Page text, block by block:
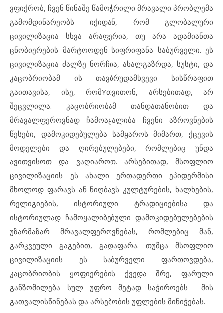
ვფიქრობ, ჩვენ წინაშე წამოჭრილი მრავალი პრობლემა
გამომდინარეობს იქიდან, რომ გლობალური
ცივილიზაცია სხვა არაფერია, თუ არა ადამიანთა
ცნობიერების მარტოოდენ სიფრიფანა საბურველი. ეს
ცივილიზაცია ძალზე ნორჩია, ახალგაზრდა, სუსტი, და
კაცობრიობამ ის თავბრუდამხვევი სისწრაფით
გაითავისა, ისე, რომYთვითონ, არსებითად, არ
შეცვლილა. კაცობრიობამ თანდათანობით და
მრავალფეროვნად ჩამოაყალიბა ჩვენი აზროვნების
წესები, დამოკიდებულება სამყაროს მიმართ, ქცევის
მოდელები და ღირებულებები, რომლებიც უნდა
ავითვისოთ და ვაღიაროთ. არსებითად, მსოფლიო
ცივილიზაციის ეს ახალი ერთადერთი ეპიდერმისი
მხოლოდ ფარავს ან ნიღბავს კულტურების, ხალხების,
რელიგიების, ისტორიული ტრადიციებისა და
ისტორიულად ჩამოყალიბებული დამოკიდებულებების
უზარმაზარ მრავალფეროვნებას, რომლებიც მან,
გარკვეული გაგებით, გადაფარა. თუმცა მსოფლიო
ცივილიზაციის ეს საბურველი ფართოვდება,
კაცობრიობის ყოფიერების ქვედა შრე, ფარული
განზომილება სულ უფრო მეტად საჭიროებს მის
გათვალისწინებას და არსებობის უფლების მინიჭებას.